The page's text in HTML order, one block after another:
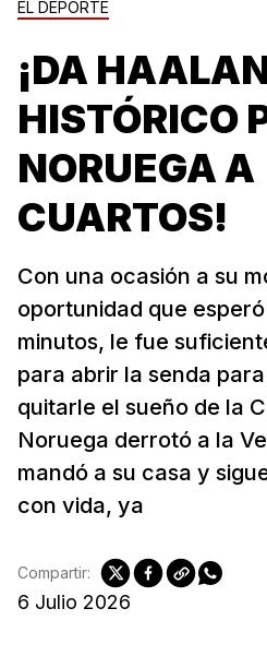
EL DEPORTE
¡DA
HISTÓRICO
NORUEGA A
CUARTOS!
Con una ocasión a su
oportunidad que
minutos, le fue
para abrir la senda
quitarle el sueño de la
Noruega derrotó a la
mandó a su casa y
con vida, ya
6 Julio 2026
Compartir: